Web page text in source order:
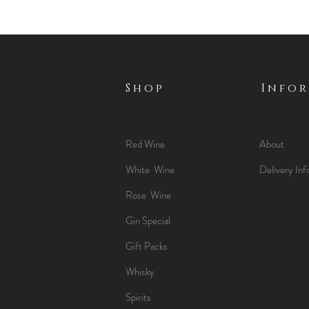
Shop
Red Wine
White Wine
Rose Wine
Gin Special
Gift Packs
Whisky
Spirits
About
Delivery